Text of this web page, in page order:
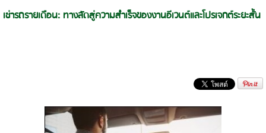
เช่ารถรายเดือน: ทางลัดสู่ความสำเร็จของงานอีเวนต์และโปรเจกต์ระยะสั้น